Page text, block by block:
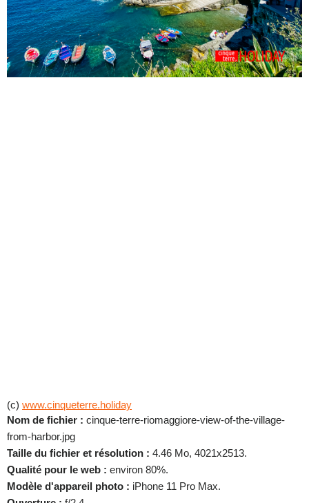
(c) www.cinqueterre.holiday
Nom de fichier : cinque-terre-riomaggiore-view-of-the-village-
from-harbor.jpg
Taille du fichier et résolution : 4.46 Mo, 4021x2513.
Qualité pour le web : environ 80%.
Modèle d'appareil photo : iPhone 11 Pro Max.